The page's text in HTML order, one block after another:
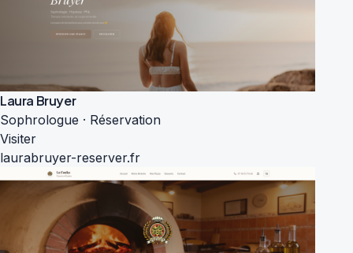
Laura Bruyer
Sophrologue · Réservation
Visiter
laurabruyer-reserver.fr